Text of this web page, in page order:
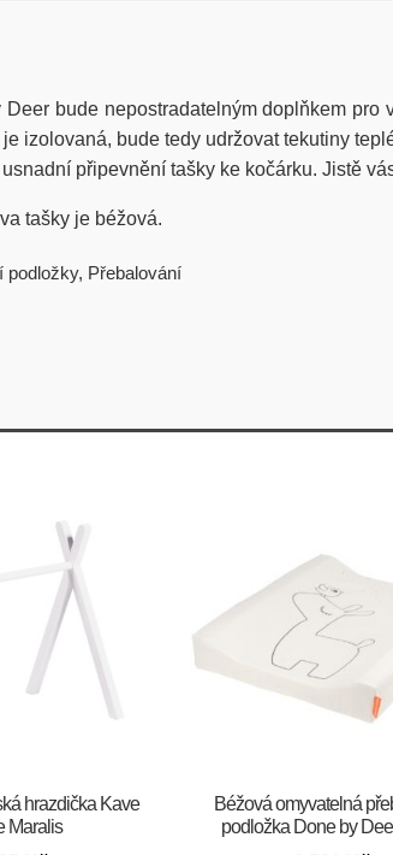
bude nepostradatelným doplňkem
izolovaná, bude tedy udržovat tekutiny
připevnění tašky ke kočárku. Jistě
tašky je béžová.
podložky, Přebalování
hrazdička Kave
Maralis
Béžová omyvatelná
podložka Done by